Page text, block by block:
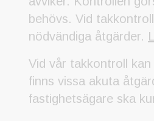
behövs. Vid
nödvändiga åtgärder.
Vid vår takkontroll
finns vissa akuta
fastighetsägare ska